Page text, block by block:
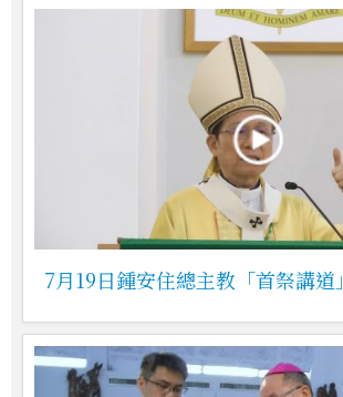
7月19日鍾安住總主教「首祭講道」